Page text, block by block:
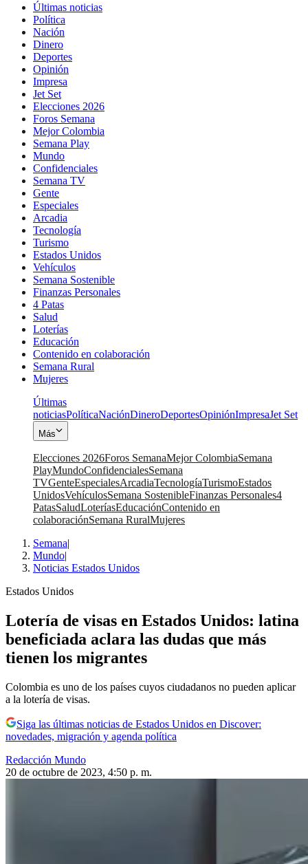
Últimas noticias
Política
Nación
Dinero
Deportes
Opinión
Impresa
Jet Set
Elecciones 2026
Foros Semana
Mejor Colombia
Semana Play
Mundo
Confidenciales
Semana TV
Gente
Especiales
Arcadia
Tecnología
Turismo
Estados Unidos
Vehículos
Semana Sostenible
Finanzas Personales
4 Patas
Salud
Loterías
Educación
Contenido en colaboración
Semana Rural
Mujeres
Últimas
noticiasPolíticaNaciónDineroDeportesOpiniónImpresaJet Set
Más
Elecciones 2026Foros SemanaMejor ColombiaSemana
PlayMundoConfidencialesSemana
TVGenteEspecialesArcadiaTecnologíaTurismoEstados
UnidosVehículosSemana SostenibleFinanzas Personales4
PatasSaludLoteríasEducaciónContenido en
colaboraciónSemana RuralMujeres
Semana|
Mundo|
Noticias Estados Unidos
Estados Unidos
Lotería de visas en Estados Unidos: latina
beneficiada aclara las dudas que más
tienen los migrantes
Colombia es uno de los países cuyos ciudadanos no pueden aplicar
a la lotería de visas.
Siga las últimas noticias de Estados Unidos en Discover:
novedades, migración y agenda política
Redacción Mundo
20 de octubre de 2023, 4:50 p. m.